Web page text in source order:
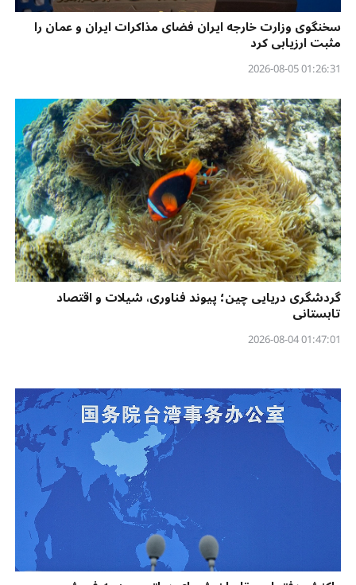
سخنگوی وزارت خارجه ایران فضای مذاکرات ایران و عمان را
مثبت ارزیابی کرد
01:26:31 2026-08-05
گردشگری دریایی چین؛ پیوند فناوری، شیلات و اقتصاد
تابستانی
01:47:01 2026-08-04